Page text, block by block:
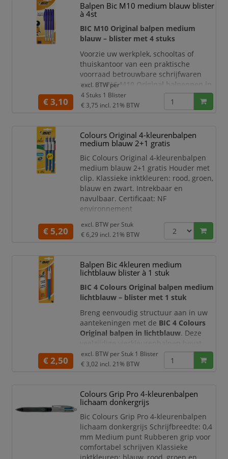
bij de inkoop van schrijfwaren rekening
houden met materiaalgebruik.
D
Balpen Bic M10 medium blauw blister
à 4st
BIC M10 Original balpen medium
blauw – blister met 4 stuks
Voorzie uw werkplek, schooltas of
thuiskantoor van een praktische
voorraad betrouwbare schrijfwaren
met deBIC M10 Original balpennen in
blauw . Deze blister bevat4 intrekbare
balpennenmet een medium
houder en het karakteristieke
zijdelingse drukknopsysteem maken de
BIC M10 bijzonder geschikt voor
dagelijks schri
€ 3,10
excl. BTW per
4 Stuks 1 Blister
€ 3,75 incl. 21% BTW
Colours Original 4-kleurenbalpen
medium blauw 2+1 gratis
Bic Colours Original 4-kleurenbalpen
medium blauw 2+1 gratis Houder met
clip. Klassieke inktkleuren: rood, groen,
blauw en zwart. Intrekbaar en
navulbaar. Certificaat: NF
environnement
punt: 1 mm, blister van 3 stuks (2
+ 1 GRATIS)
€ 5,20
excl. BTW per Stuk
€ 6,29 incl. 21% BTW
Balpen Bic 4kleuren medium
lichtblauw blister à 1 stuk
BIC 4 Colours Original balpen medium
lichtblauw – blister met 1 stuk
Breng eenvoudig structuur aan in uw
aantekeningen met de BIC 4 Colours
Original balpen in lichtblauw. Deze
blauwe, zwarte, rode en groene inkt
in één compacte houder. Met de vier
steeds van pen te hoeven wisselen.
De BIC 4 Colours is uitgerust met vier
medium bal
€ 2,50
excl. BTW per Stuk 1 Blister
€ 3,02 incl. 21% BTW
Colours Grip Pro 4-kleurenbalpen
lichaam donkergrijs
Bic Colours Grip Pro 4-kleurenbalpen
lichaam donkergrijs Schrijfbreedte: 0,4
mm Medium punt Rubberen grip voor
comfortabel schrijven Klassieke